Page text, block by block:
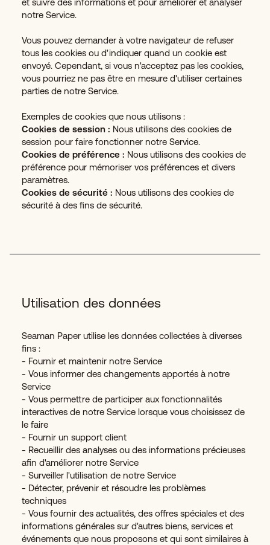
et suivre des informations et pour améliorer et analyser
notre Service.
Vous pouvez demander à votre navigateur de refuser
tous les cookies ou d'indiquer quand un cookie est
envoyé. Cependant, si vous n'acceptez pas les cookies,
vous pourriez ne pas être en mesure d'utiliser certaines
parties de notre Service.
Exemples de cookies que nous utilisons :
Cookies de session : Nous utilisons des cookies de
session pour faire fonctionner notre Service.
Cookies de préférence : Nous utilisons des cookies de
préférence pour mémoriser vos préférences et divers
paramètres.
Cookies de sécurité : Nous utilisons des cookies de
sécurité à des fins de sécurité.
Utilisation des données
Seaman Paper utilise les données collectées à diverses
fins :
- Fournir et maintenir notre Service
- Vous informer des changements apportés à notre
Service
- Vous permettre de participer aux fonctionnalités
interactives de notre Service lorsque vous choisissez de
le faire
- Fournir un support client
- Recueillir des analyses ou des informations précieuses
afin d'améliorer notre Service
- Surveiller l'utilisation de notre Service
- Détecter, prévenir et résoudre les problèmes
techniques
- Vous fournir des actualités, des offres spéciales et des
informations générales sur d'autres biens, services et
événements que nous proposons et qui sont similaires à